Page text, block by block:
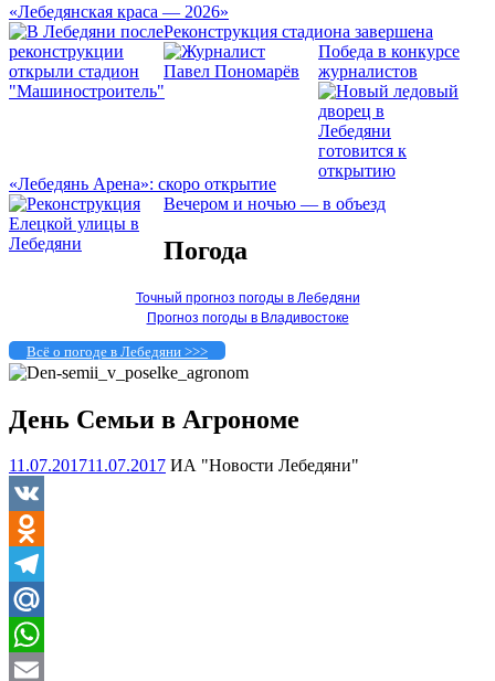
«Лебедянская краса — 2026»
Реконструкция стадиона завершена
Победа в конкурсе
журналистов
«Лебедянь Арена»: скоро открытие
Вечером и ночью — в объезд
Погода
Точный прогноз погоды в Лебедяни
Прогноз погоды в Владивостоке
Всё о погоде в Лебедяни >>>
День Семьи в Агрономе
11.07.201711.07.2017 ИА "Новости Лебедяни"
VK
Odnoklassniki
Telegram
Mail.Ru
WhatsApp